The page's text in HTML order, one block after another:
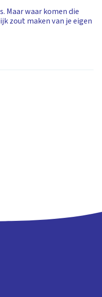
Maar waar komen die
zout maken van je eigen